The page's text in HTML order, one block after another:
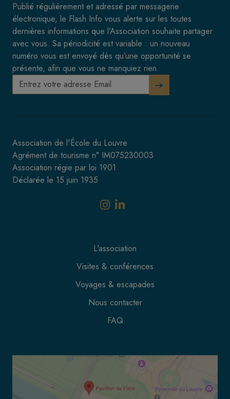
Publié régulièrement et adressé par messagerie
électronique, le Flash Info vous alerte sur les toutes
dernières informations que l’Association souhaite partager
avec vous. Sa périodicité est variable : un nouveau
numéro vous est envoyé dès qu’une opportunité se
présente, afin que vous ne manquiez rien.
Association de l'École du Louvre
Agrément de tourisme n° IM075230003
Association régie par loi 1901
Déclarée le 15 juin 1935
L'association
Visites & conférences
Voyages & escapades
Nous contacter
FAQ